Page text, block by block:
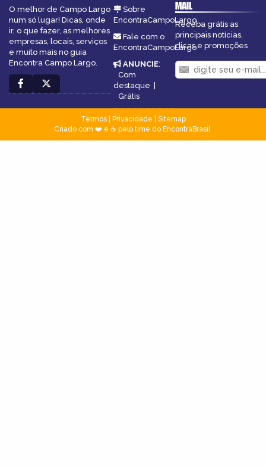
O melhor de Campo Largo
num só lugar! Dicas, onde
ir, o que fazer, as melhores
empresas, locais, serviços
e muito mais no guia
Encontra Campo Largo.
Sobre
EncontraCampoLargo
Fale com o
EncontraCampoLargo
ANUNCIE:
Com
destaque |
Grátis
MAIL
Receba grátis as
principais notícias,
dicas e promoções
Termos| Privacidade
Sitemap
Criado com ❤️ e ☕ pelo time do EncontraBrasil